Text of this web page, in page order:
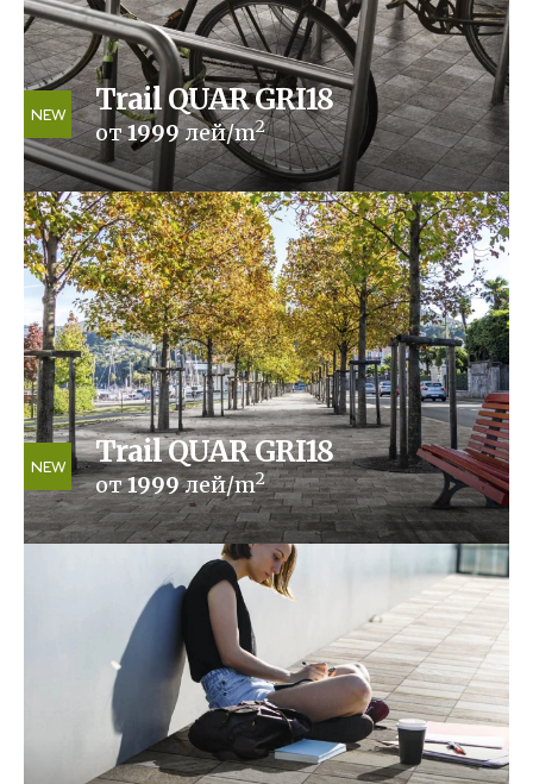
Trail QUAR GRI18
от1999лей/m2
NEW
Trail QUAR GRI18
от1999лей/m2
NEW